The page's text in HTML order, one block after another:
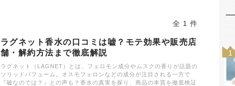
全 1 件
ラグネット香水の口コミは嘘？モテ効果や販売店
舗・解約方法まで徹底解説
ラグネット（LAGNET）とは、フェロモン成分やムスクの香りが話題の
ソリッドパフューム。オスモフェロンなどの成分が注目される一方で
『嘘なのでは？』との声も？香水の真実を探り、商品の本質を徹底検証